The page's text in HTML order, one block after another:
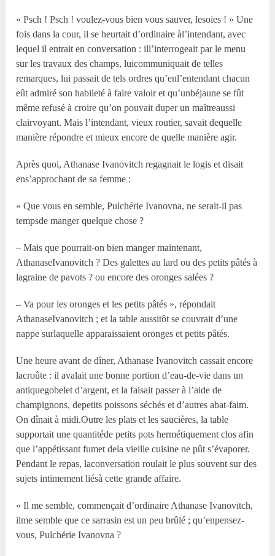
« Psch ! Psch ! voulez-vous bien vous sauver, lesoies ! » Une
fois dans la cour, il se heurtait d’ordinaire àl’intendant, avec
lequel il entrait en conversation : ill’interrogeait par le menu
sur les travaux des champs, luicommuniquait de telles
remarques, lui passait de tels ordres qu’enl’entendant chacun
eût admiré son habileté à faire valoir et qu’unbéjaune se fût
même refusé à croire qu’on pouvait duper un maîtreaussi
clairvoyant. Mais l’intendant, vieux routier, savait dequelle
manière répondre et mieux encore de quelle manière agir.
Après quoi, Athanase Ivanovitch regagnait le logis et disait
ens’approchant de sa femme :
« Que vous en semble, Pulchérie Ivanovna, ne serait-il pas
tempsde manger quelque chose ?
– Mais que pourrait-on bien manger maintenant,
AthanaseIvanovitch ? Des galettes au lard ou des petits pâtés à
lagraine de pavots ? ou encore des oronges salées ?
– Va pour les oronges et les petits pâtés », répondait
AthanaseIvanovitch ; et la table aussitôt se couvrait d’une
nappe surlaquelle apparaissaient oronges et petits pâtés.
Une heure avant de dîner, Athanase Ivanovitch cassait encore
lacroûte : il avalait une bonne portion d’eau-de-vie dans un
antiquegobelet d’argent, et la faisait passer à l’aide de
champignons, depetits poissons séchés et d’autres abat-faim.
On dînait à midi.Outre les plats et les saucières, la table
supportait une quantitéde petits pots hermétiquement clos afin
que l’appétissant fumet dela vieille cuisine ne pût s’évaporer.
Pendant le repas, laconversation roulait le plus souvent sur des
sujets intimement liésà cette grande affaire.
« Il me semble, commençait d’ordinaire Athanase Ivanovitch,
ilme semble que ce sarrasin est un peu brûlé ; qu’enpensez-
vous, Pulchérie Ivanovna ?